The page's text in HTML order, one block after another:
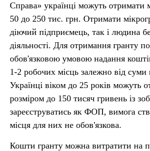
Справа» українці можуть отримати
50 до 250 тис. грн. Отримати
діючий підприємець, так і людина
діяльності. Для отримання гранту
обов'язковою умовою надання
1-2 робочих місць залежно від суми
Українці віком до 25 років можуть
розміром до 150 тисяч гривень із
зареєструватись як ФОП, вимога
місця для них не обов'язкова.
Кошти гранту можна витратити на